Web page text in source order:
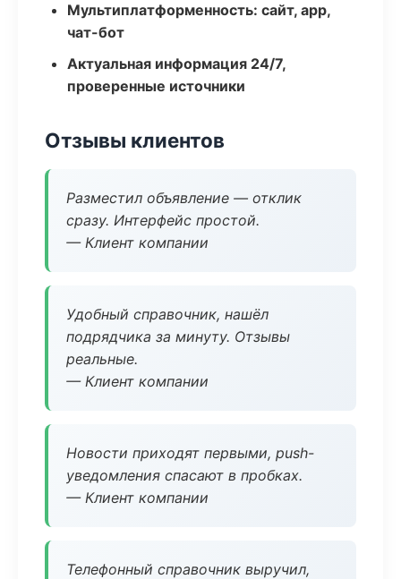
Мультиплатформенность: сайт, app,
чат-бот
Актуальная информация 24/7,
проверенные источники
Отзывы клиентов
Разместил объявление — отклик
сразу. Интерфейс простой.
— Клиент компании
Удобный справочник, нашёл
подрядчика за минуту. Отзывы
реальные.
— Клиент компании
Новости приходят первыми, push-
уведомления спасают в пробках.
— Клиент компании
Телефонный справочник выручил,